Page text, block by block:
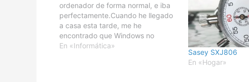
ordenador de forma normal, e iba
perfectamente.Cuando he llegado
a casa esta tarde, me he
encontrado que Windows no
arrancaba. Es algo que no se
En «Informática»
Sasey SXJ806
En «Hogar»